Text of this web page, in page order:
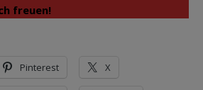
freuen!
Pinterest X